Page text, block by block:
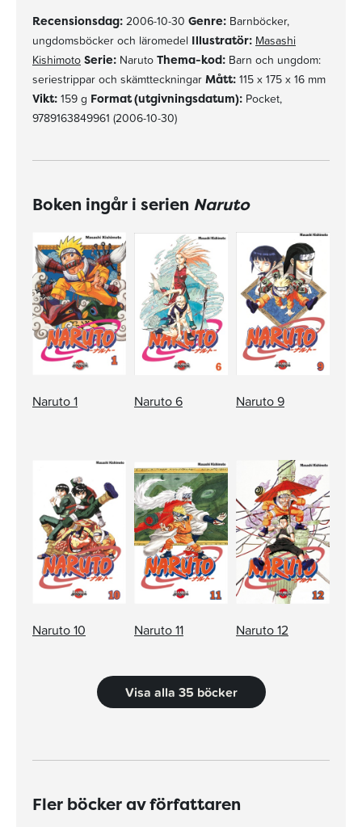
Recensionsdag: 2006-10-30 Genre: Barnböcker,
ungdomsböcker och läromedel Illustratör: Masashi
Kishimoto Serie: Naruto Thema-kod: Barn och ungdom:
seriestrippar och skämtteckningar Mått: 115 x 175 x 16 mm
Vikt: 159 g Format (utgivningsdatum): Pocket,
9789163849961 (2006-10-30)
Boken ingår i serien Naruto
Naruto 1 Naruto 6 Naruto 9
Naruto 10 Naruto 11 Naruto 12
Visa alla 35 böcker
Fler böcker av författaren